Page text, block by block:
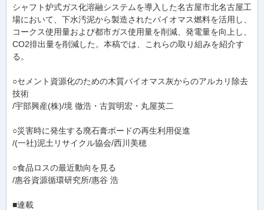
シャフト炉式ガス化溶融システムを導入した名古屋市北名古屋工
場において、下水汚泥から製造されたバイオマス燃料を活用し、
コークス使用量および都市ガス使用量を削減、発電量を向上し、
CO2排出量を削減した。本稿では、これらの取り組みを紹介す
る。
○セメント資源化のための木質バイオマス灰からのアルカリ除去
技術
/宇部興産(株)/境 徹浩・古賀明宏・丸屋英二
○災害時に発生する廃石膏ボードの再生利用促進
/(一社)泥土リサイクル協会/西川美穂
○食品ロスの最近動向を見る
/惠谷資源循環研究所/惠谷 浩
■連載